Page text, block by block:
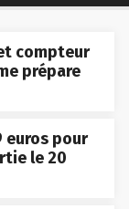
compteur
prépare
euros pour
le 20